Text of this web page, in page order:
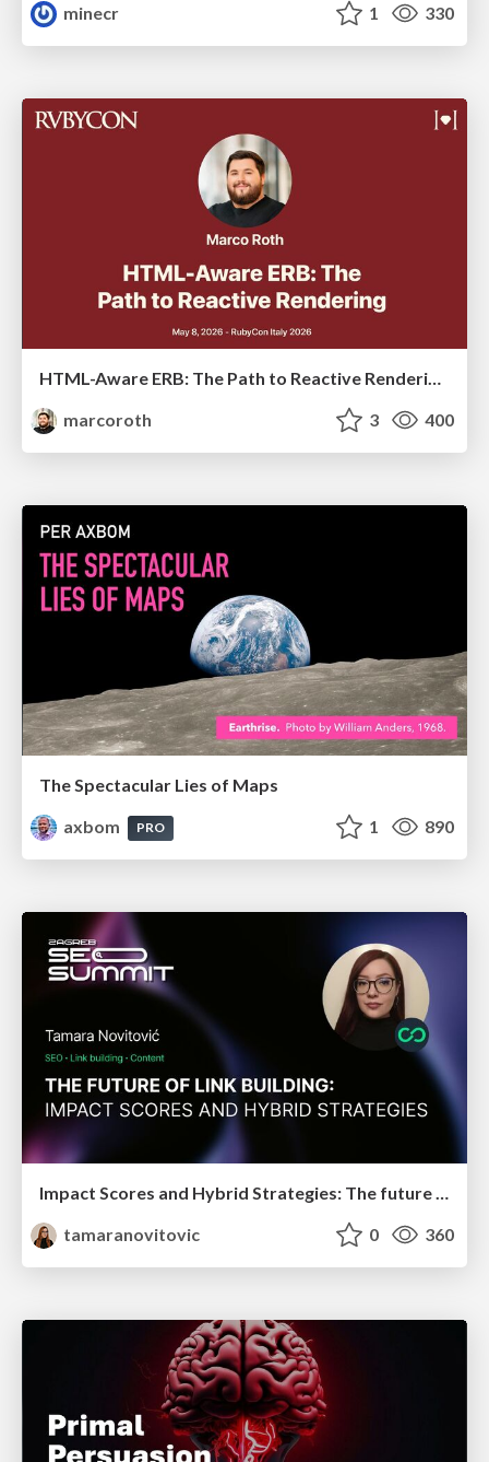
minecr
1 330
HTML-Aware ERB: The Path to Reactive Rendering @ RubyCon 2026, Rimini, Italy
marcoroth
3 400
The Spectacular Lies of Maps
axbom
PRO 1 890
Impact Scores and Hybrid Strategies: The future of link building
tamaranovitovic
0 360